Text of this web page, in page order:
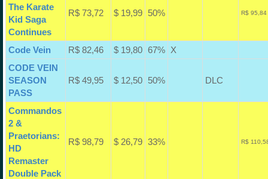
The Karate
Kid Saga
Continues
R$ 73,72 $ 19,99 50% R$
Code Vein R$ 82,46 $ 19,80 67%
X
CODE VEIN
SEASON
PASS
R$ 49,95 $ 12,50 50% DLC
Commandos
2 &
Praetorians:
HD
Remaster
Double Pack
R$ 98,79 $ 26,79 33% R$